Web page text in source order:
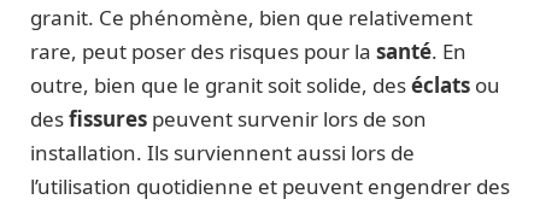
granit. Ce phénomène, bien que relativement
rare, peut poser des risques pour la santé. En
outre, bien que le granit soit solide, deséclats ou
desfissures peuvent survenir lors de son
installation. Ils surviennent aussi lors de
l’utilisation quotidienne et peuvent engendrer des